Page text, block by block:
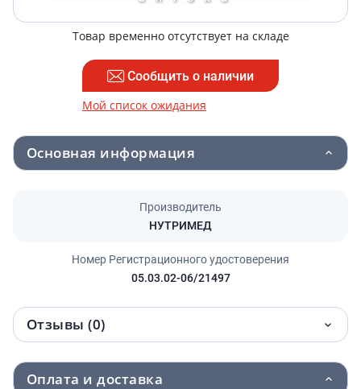
Товар временно отсутствует на складе
Сообщить о наличии
Мой список ожидания
Основная информация
Производитель
НУТРИМЕД
Номер Регистрационного удостоверения
05.03.02-06/21497
Отзывы (0)
Оплата и доставка